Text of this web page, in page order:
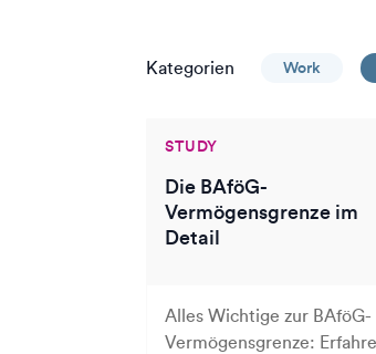
Kategorien Work
STUDY
Die BAföG-
Vermögensgrenze im
Detail
Alles Wichtige zur BAföG-
Vermögensgrenze: